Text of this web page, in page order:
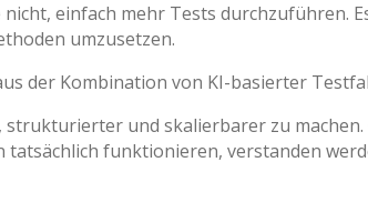
einfach mehr Tests durchzuführen.
umzusetzen.
der Kombination von KI-basierter
und skalierbarer zu
funktionieren, verstanden